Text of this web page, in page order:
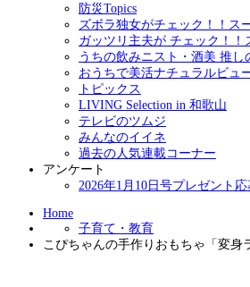
防災Topics
ズボラ独女がチェック！！ス
ガッツリ主夫が チェック！！
うちの飲みニスト・酒美 推し
おうちで美活ナチュラルビュ
トピックス
LIVING Selection in 和歌山
テレビのツムジ
みんなのイイネ
過去の人気連載コーナー
アンケート
2026年1月10日号プレゼント
Home
子育て・教育
こぴちゃんの手作りおもちゃ「変身